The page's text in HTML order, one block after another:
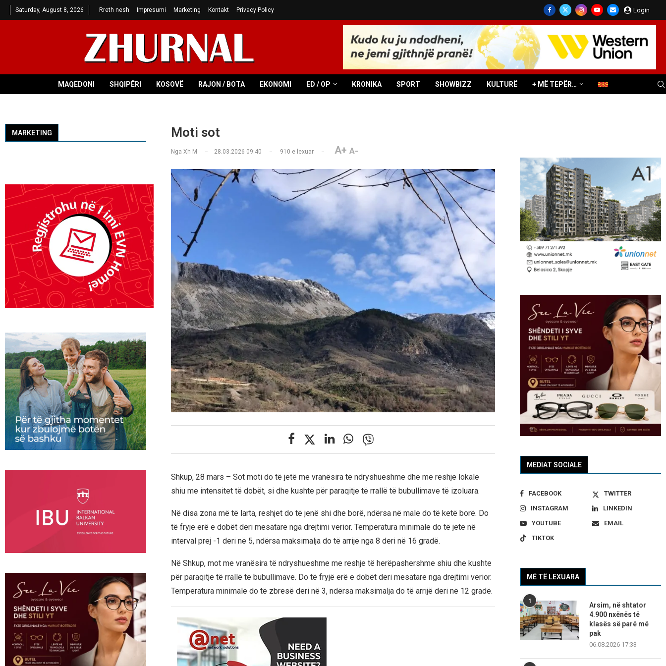
Saturday, August 8, 2026 Rreth nesh Impresumi Marketing Kontakt Privacy Policy Login
MAQEDONI SHQIPËRI KOSOVË RAJON / BOTA EKONOMI ED / OP KRONIKA SPORT SHOWBIZZ KULTURË + MË TEPËR…
Moti sot
Nga Xh M 28.03.2026 09:40 910 e lexuar A+ A-
Shkup, 28 mars – Sot moti do të jetë me vranësira të ndryshueshme dhe me reshje lokale
shiu me intensitet të dobët, si dhe kushte për paraqitje të rrallë të bubullimave të izoluara.
Në disa zona më të larta, reshjet do të jenë shi dhe borë, ndërsa në male do të ketë borë. Do
të fryjë erë e dobët deri mesatare nga drejtimi verior. Temperatura minimale do të jetë në
interval prej -1 deri në 5, ndërsa maksimalja do të arrijë nga 8 deri në 16 gradë.
Në Shkup, mot me vranësira të ndryshueshme me reshje të herëpashershme shiu dhe kushte
për paraqitje të rrallë të bubullimave. Do të fryjë erë e dobët deri mesatare nga drejtimi verior.
Temperatura minimale do të zbresë deri në 3, ndërsa maksimalja do të arrijë deri në 12 gradë.
MEDIAT SOCIALE
FACEBOOK
TWITTER
INSTAGRAM
LINKEDIN
YOUTUBE
EMAIL
TIKTOK
MË TË LEXUARA
1
Arsim, në shtator
4.900 nxënës të
klasës së parë më
pak
06.08.2026 17:33
MARKETING